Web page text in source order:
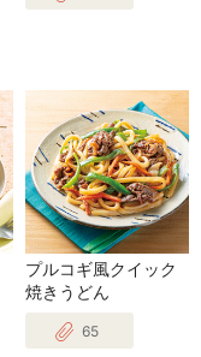
プルコギ風クイック
焼きうどん
65